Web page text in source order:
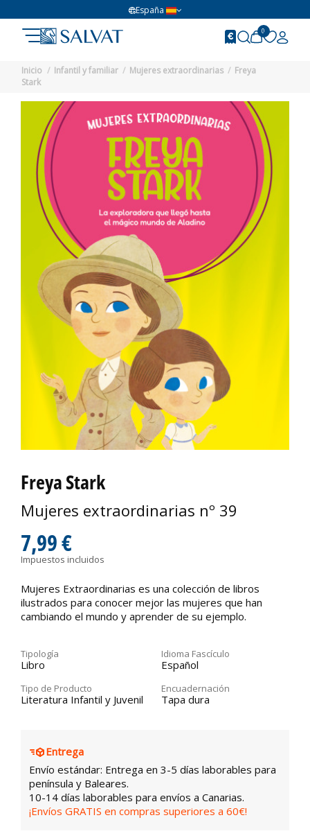
España
0
Inicio Infantil y familiar Mujeres extraordinarias
Freya
Stark
Freya Stark
Mujeres extraordinarias nº 39
7,99 €
Impuestos incluidos
Mujeres Extraordinarias es una colección de libros
ilustrados para conocer mejor las mujeres que han
cambiando el mundo y aprender de su ejemplo.
Tipología
Libro
Idioma Fascículo
Español
Tipo de Producto
Literatura Infantil y Juvenil
Encuadernación
Tapa dura
Entrega
Envío estándar: Entrega en 3-5 días laborables para
península y Baleares.
10-14 días laborables para envíos a Canarias.
¡Envíos GRATIS en compras superiores a 60€!